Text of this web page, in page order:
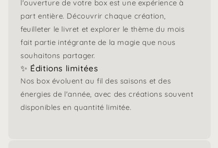
l'ouverture de votre box est une expérience à
part entière. Découvrir chaque création,
feuilleter le livret et explorer le thème du mois
fait partie intégrante de la magie que nous
souhaitons partager.
✨ Éditions limitées
Nos box évoluent au fil des saisons et des
énergies de l'année, avec des créations souvent
disponibles en quantité limitée.